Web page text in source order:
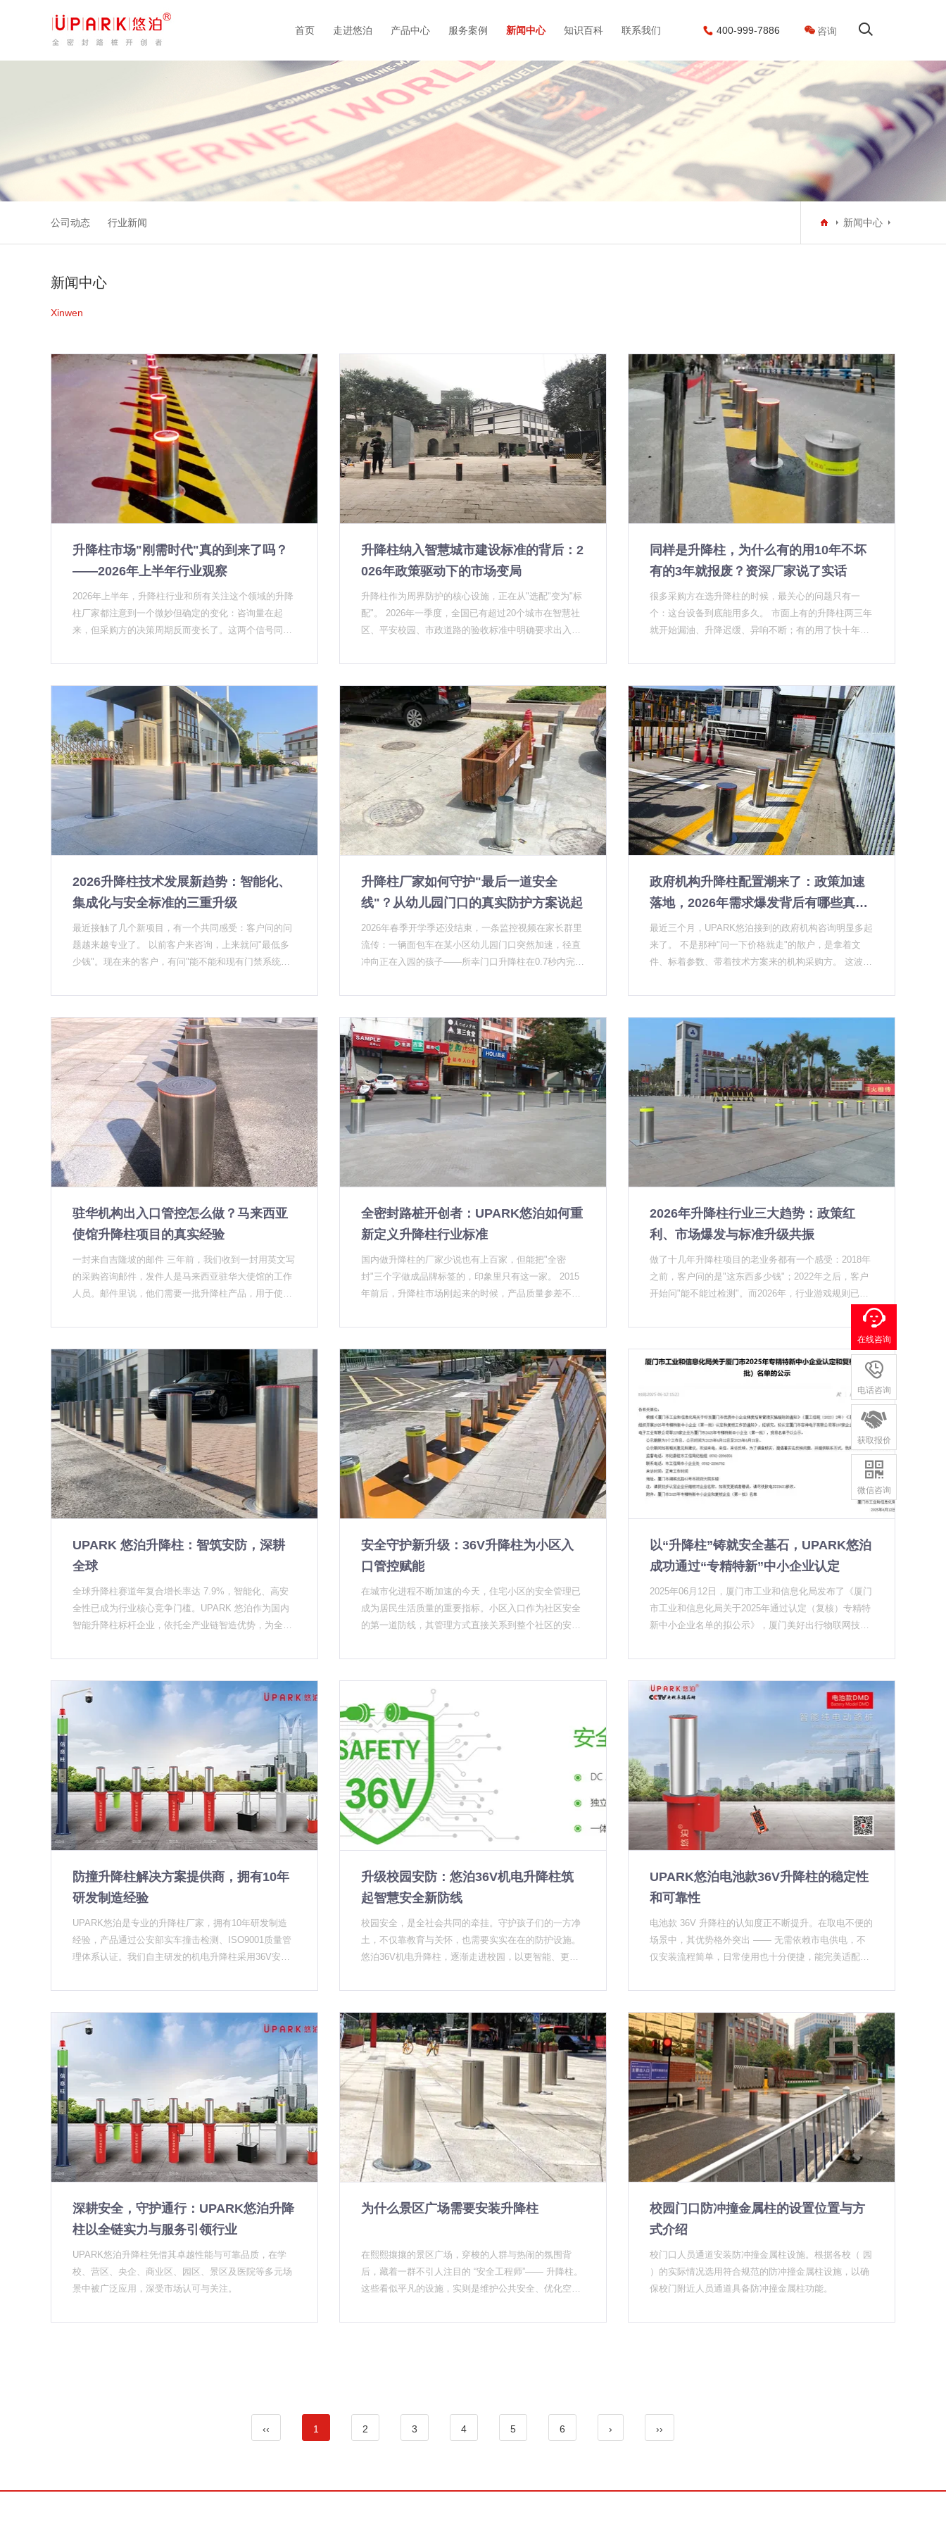
咨询
400-999-7886
首页 走进悠泊 产品中心 服务案例 新闻中心 知识百科 联系我们
公司动态 行业新闻 新闻中心
新闻中心
Xinwen
升降柱市场"刚需时代"真的到来了吗？
——2026年上半年行业观察
2026年上半年，升降柱行业和所有关注这个领域的升降
柱厂家都注意到一个微妙但确定的变化：咨询量在起
来，但采购方的决策周期反而变长了。这两个信号同时
需求爆发，而是采购逻辑在变。 过去几年，升降柱在很
预算就算了。但从去年底开始，一系列政策文件的落地
执行，让这个判断标准发生了根本性改变。 三股政策合
力，把"可装可不装"变成了"必须装" 为什么说2026年是
拐点？因为三个政策节点恰好在同一时间段叠加了。 第
一，教育部在2024年下发的校园安全升级文件中，明确
要求中小学和幼儿园在出入口安装"硬质防冲撞设施"，
并纳入年度安全工作考核。这个要求不是指导性文件，
是带考核指标的。基层学校负责人开始真正紧张起来
——装没装，不再是态度问题，是履职问题。 第二，G
A/T 1343-2016《防暴升降式阻车路障》行业标准经过
得越来越具体、越来越专业。以前随便写个"升降柱"就
能招标，现在不行了，必须标注防撞等级K值、必须要
槛，直接把一批不具备研发能力的组装厂拦在了门外。
第三，各级政府机关和事业单位的办公场所安全升级需
求，在近两年的政府安全检查中被大量触发。这类项目
购。 这三股力量叠加在一起，让升降柱从"可选消费
品"变成了"合规必需品"。UPARK悠泊作为深耕行业十
年的升降柱厂家，感受非常直接——2026年Q1的咨询
量比去年同期增长了约40%，但项目从初次沟通到签单
的周期并没有明显缩短，说明采购方的决策反而更谨慎
了。 谁在真正下单？学校和机关单位是主力 从我们接
触到的项目来看，2026年上半年真正形成采购的实际集
中在两类场景。 第一类是校园出入口。 这仍然是最大
的单一需求来源，尤其以小学和幼儿园为主。采购方普
遍有两个硬性要求：一是防撞等级要达到K4及以上，能
应对真实交通事故场景；二是安装施工不能破坏现有地
面结构，工期要可控。这两个要求看似基础，实际上筛
掉了市面上相当比例的产品。 校园场景还有一个特点：
采购决策链条比较长，从总务处提出需求，到校领导审
批，再到教育局备案，最后走招标流程，一个项目从需
求确认到落地实施往往需要三四个月。但一旦进入招标
程序，执行速度反而很快，因为有明确的时间节点在推
品认证资质和厂商的既往项目案例，对价格敏感度相对
低一些——不是因为不缺钱，而是因为出了问题谁都担
不起责任。 有意思的是，能源、交通、边境口岸等传统
重点防护单位的需求反而没有出现预期中的爆发。这些
场景的采购一直比较稳定，没有明显的增量。真正带来
增量的，是以前"没把升降柱当回事"的普通中小学校和
县级政府机关。 采购方的普遍困惑：参数看不懂、厂家
分不清 虽然需求在增长，但采购端的困惑并没有减少。
这是我们做厂家视角内容时最想帮大家澄清的几个问
题。 第一个困惑：参数太多，不知道看什么。 招标文
升时间、IP防护等级、电机功率等等。但最核心的只有
一个：有没有实车撞击检测报告，报告上的K值是多
真实车辆以特定速度撞击升降柱，测试其阻挡能力。这
个测试成本极高，不是每个厂家都愿意做。市面上大量
产品用"样品测试""仿真模拟"等方式替代，消费者很难
检测报告，中标产品很可能并不具备真正的防撞能力。
第二个困惑：价格差距太大，不知道怎么选。 同样是升
降柱，网上能搜到几千元的，也能搜到几万甚至十几万
元的。价格差距主要来自几个方面：柱体材质和厚度、
驱动方式（机电/液压）、是否通过实车撞击检测、控制
系统的稳定性和防护等级、是否具备防水性能等等。 我
们建议采购方不要只看总价，而是把招标文件中的技术
要求逐项拆解，看中标产品是否真正满足。这几年见过
太多"低价中标、后期整改"的案例，最后综合成本反而
更高。 第三个困惑：安装条件到底行不行。 很多单位
在咨询阶段最常问的一个问题是：我这个地方能装吗？
地下管线复杂、地下水位高、路面结构受限——这些是
升降柱有多种驱动方式可选。比如地下水位高的地区，
传统液压款需要复杂的排水系统，而机电全密封款可以
核心的研发和制造能力，产品一致性差、故障率高、售
后响应慢。采购方用了一两年之后，开始感受到"便宜买
贵了用"的苦涩。 这反而让真正有自主研发和生产能力
的厂家获得了更多的信任。我们遇到越来越多在第一轮
招标中选择了低价产品的单位，在质保期满后主动来寻
求替换或续约服务。他们的反馈很直接：当初图便宜，
现在算总账反而多花了钱。 这也印证了一个判断：升降
柱市场的这轮增长，不是短期的政策刺激，而是整个行
业向规范化、标准化方向发展的一个阶段。有研发能力
的升降柱厂家会越来越占优势，低质低价的产品会逐步
被市场出清。 对于正在考虑采购升降柱的单位来说，选
一个有真实项目积累、有自主生产能力、有完善售后体
升降柱纳入智慧城市建设标准的背后：2
026年政策驱动下的市场变局
升降柱作为周界防护的核心设施，正在从"选配"变为"标
配"。 2026年一季度，全国已有超过20个城市在智慧社
区、平安校园、市政道路的验收标准中明确要求出入口
政策推动与市场需求双重作用的结果。UPARK悠泊作为
的上升，特别是来自政府机构和市政单位的批量采购咨
询。 一个信号：标准先行，采购紧随其后 升降柱行业
长期面临一个困境：采购方知道这东西有用，但不知道
该怎么选、选什么等级、谁来验收。2026年，这个困境
正在被打破。 多个省市级住建部门、安防协会陆续发布
了关于公共区域车辆管控的地方标准，其中对升降柱的
防撞等级、使用场景、维护周期都做了明确要求。标准
一明确，政府采购就有了依据，项目落地速度大幅提
升。 我们作为源头升降柱厂家，感受到最直接的变化
是：2025年很多客户还在"要不要装"的讨论阶段，2026
少""有没有实车撞击测试报告"。这说明市场在快速成
熟，劣质产品越来越难混进去。 两个变化：从被动防御
一挡"。现在越来越多的项目方从设计阶段就把升降柱纳
入整体管控方案，动机已经从"被动防御"转向"主动管
控"。 最典型的例子是校园场景。过去很多学校是"出事
在过去一年中参与的校园项目数量，比此前三年加起来
还多。 另一个明显变化是市政道路。过去升降柱主要用
在政府大院、学校、医院，现在很多城市的开放式道
路、步行街、景观广场也开始配备，用于日常管控和应
急拦截。需求场景在持续扩大。 三个问题：市场爆发背
后的隐忧 需求起来了，但问题也随之而来。 第一，标
准有了，执行力度参差不齐。部分地区验收环节形同虚
设，导致低端产品依然有市场，劣币驱逐良币的现象在
看价格，要看它有没有通过GA/T 1343-2016实车撞击测
试，这是国内升降柱防撞等级认定的核心依据。 第二，
安装质量跟不上。升降柱对地基施工有严格要求，但很
多项目的施工方并不具备相应的技术能力，导致设备装
好后出现倾斜、渗水、升降不畅等问题。安装是三分产
品、七分施工，这一点在行业内已经被反复验证。 第
三，售后维护缺失。升降柱是长期使用的设备，需要定
期维护，但很多采购方完成项目验收后，并没有建立相
才是真正考验厂家能力的地方。 2026年，升降柱厂家
的分水岭 可以预见的是，随着政策标准进一步完善、采
购方专业度提升、市场信息更加透明，升降柱行业将迎
来一轮深度洗牌。 有核心技术、能提供完整解决方案、
服务体系完善的厂家，会在这波行情中加速拉开差距；
单纯靠价格竞争、缺乏品质把控能力的厂家，生存空间
会越来越小。 市场机会是真实的，挑战也是真实的。关
键在于，谁能把产品做
同样是升降柱，为什么有的用10年不坏
有的3年就报废？资深厂家说了实话
很多采购方在选升降柱的时候，最关心的问题只有一
个：这台设备到底能用多久。 市面上有的升降柱两三年
就开始漏油、升降迟缓、异响不断；有的用了快十年，
大？是运气问题，还是在产品出生那一刻就已经决定
见过太多"后天失守"的案例。这篇文章，不聊参数，不
聊标准，就聊一个核心问题：决定升降柱真实使用寿命
的，到底是什么。 一、寿命差异的本质，是设计思路的
差异 很多人以为升降柱是一种"拼凑型"产品——买来电
机、筒体、控制箱，组装起来就行。理论上这么说没问
题，但实际运行起来，每个部件之间的配合精度、密封
结构的设计、散热系统的布局，都会在日复一日的使用
中累积成"差距"。 我们曾经接待过两个客户，都是学
校，一个是2015年采购的某品牌，一个是2016年采购的
UPARK悠泊机电升降柱。2015年那批2022年开始出现
使用，只是定期做密封件的例行保养。 两个项目，使用
环境差不多，采购时间差一年，为什么结果完全不一
笔。 二、决定寿命的三个"看不见"的因素 1. 密封结
构：不是"有密封"就行 升降柱的工作环境在户外，粉
尘、雨水、地面冲洗水都会对筒体内部造成侵入威胁。
位高的地区，夏季暴雨之后，地下水会从筒底反渗进机
体内部。 这个反渗问题，是很多升降柱"莫名其妙"出现
内部锈蚀的根本原因，用户根本不知道水是从哪里进去
的。 UPARK悠泊在机电升降柱上采用的是整机全密封
结构，从顶部到底部形成完整的密封闭环，水不会从上
方渗入，也不会从筒底反渗。这种设计最初是针对南方
地下水位高、北方雨季积水重的实际项目场景做的针对
性开发，而不是在实验室里推演出来的理想模型。 2.
电机与驱动方式：散热不好，几年就衰减 电机在持续运
转过程中会产生热量。如果散热结构设计不合理，电机
在夏季高温环境下长期运行，温度会逐渐升高，导致磁
钢退磁、线圈老化，升降速度一年比一年慢，最后出
现"升到一半卡住"的尴尬局面。 液压款还有额外的问
题：液压油在高温环境下黏度会下降，油缸密封件在反
复冷热循环中会逐渐失去弹性，出现渗油。很多液压款
用三五年后"脚软"——柱体升起来后有明显下垂——就
是液压密封失效的表现。 我们从2018年之后就将机电
款产品全面升级为36V低压电机设计，电机发热量大幅
降低，配合铝挤散热结构，实际项目中的电机工作温度
比行业同类产品低15到20度左右。这个参数很少有人
提，但客户在实际使用中能明显感觉到差异。 3. 控制
系统的稳定性：这是被低估的"寿命短板" 很多人关注柱
体本身的耐用性，却忽略了控制系统——这是整个升降
柱里最容易出现故障的部件。控制柜如果防护等级不
够，夏季高温会让主板上的电解电容加速失效；如果是
液压款，电磁阀的响应速度会随使用年限逐渐衰减。 我
们一个真实项目案例：某地方法院2019年采购了一批某
品牌液压升降柱，2023年出现控制系统集体故障，经检
查发现是控制柜内温度长期超标导致电容爆浆。同期我
立布局在设备外侧，不直接埋在地下，而且机电款不需
要液压站这个额外的"热源"，控制柜的工作环境温度降
2016年刚开始做升降柱的时候，我们也走过弯路——早
期有些项目用的密封方案就是当时行业普遍采用的端面
密封，后来客户反馈南方项目在暴雨季出现底部渗水，
当年代价不小，意味着模具要重开，结构要重新设计，
还一度影响了出货速度。但回过头看，这是我们做过的
最正确的决定之一。 现在我们给客户做方案的时候，会
主动问清楚项目所在地的地质条件和气候特征：地下水
位高的地方优先推荐机电全密封款，高温地区优先推荐
散热性能更好的低压电机款。这是我们在实际项目里积
累出来的经验，不是一份参数表能解决的问题。 升降柱
的寿命问题，本质上是产品在设计阶段对使用场景
2026升降柱技术发展新趋势：智能化、
集成化与安全标准的三重升级
最近接触了几个新项目，有一个共同感受：客户问的问
题越来越专业了。 以前客户来咨询，上来就问"最低多
少钱"。现在来的客户，有问"能不能和现有门禁系统对
件直接问"产品过没过B级撞击认证"的。问得越细，市
过。 2026年的升降柱行业，正在经历三个维度的结构
性升级。 第一重升级：智能化集成从概念走向落地 前
两年说"智慧升降柱"，很多人的反应是"加个APP就叫智
慧了"。这不能怪市场浮躁，确实早期很多所谓智能产品
只是停留在远程遥控层面，跟真正的系统集成相去甚
远。 但2026年的情况不太一样了。我们自己在几个项
目里实际落地了升降柱与车牌识别、门禁系统、智慧停
车平台的联动，发现技术链条已经相当成熟。 NB-IOT
远程控制、485协议对接、HTTP接口开放——这些不再
是少数高端项目的专属，而是正在向中型项目渗透。 最
对"统一管理"有真实需求：多个出入口的升降柱需要集
中管控，数据要上报到统一的安防平台，升降记录要和
现在有厂家开始做标准化的集成方案，降低了部署门
槛。 第二重升级：安防标准落地推进，认证门槛真实提
高 回到标准这个问题。GA/T 1343-2016《防暴升降式
推动的，是甲方推动的。校园、变电站、政府机构等场
景的采购招标里，明确要求产品具有相应防撞等级的实
车撞击检测报告，已经成为常规要求。没有正规检测报
告的产品，连投标资格都没有。 这直接导致两个结果：
一是市场上没有正规认证的产品加速退场；二是具备认
证能力的厂家获得了明显的竞争优势。我们自己的产品
在这轮标准收紧中是受益的，因为早年就把实车撞击检
测做了，不是临时补的。 第三重升级：厂家分层加剧，
源头厂家优势凸显 市场另一个明显变化是：中间商的生
存空间越来越小。 以前不少采购方通过经销商或工程商
拿货，图的是账期灵活和本地服务。但这些年项目方越
来越愿意直接找源头升降柱厂家合作，原因很简单：设
备出了问题，经销商没有能力解决，最终还是要回到厂
家。中间环节不仅没解决问题，还增加了成本。 这种认
知转变对有自主研发和生产能力的企业是利好。我们这
种从结构设计到整机生产全套自做的厂家，在响应速度
和成本控制上的优势正在被更多采购方认识到。 技术趋
还停留在演示阶段，实际项目中Bug不少。采购方在评
估这类新概念时，最好要求厂家提供实际项目案例而不
是PPT。 相比之下，机电一体设计、36V安全电压驱
动、IP67以上密封等级这些"老技术"，反而是当前最实
升降柱厂家如何守护"最后一道安全
线"？从幼儿园门口的真实防护方案说起
2026年春季开学季还没结束，一条监控视频在家长群里
流传：一辆面包车在某小区幼儿园门口突然加速，径直
冲向正在入园的孩子——所幸门口升降柱在0.7秒内完成
性损伤，园区正常秩序未受影响。 这不是个例。近两年
了传统出入口管控的软肋——石墩会被撞开，固定栅栏
无法灵活升降，保安拦截速度跟不上车辆加速。作为有
十年经验的升降柱厂家，UPARK悠泊在这件事上有话
说。 为什么说校园门口的防护"没有退路" 升降柱属于反
恐防范设施，核心功能是在高风险时刻把失控车辆挡在
门外。这和普通停车管理不一样——后者解决"怎么让车
进"，前者解决"怎么阻止不该进的车"。一旦这个环节失
守，后果不可承受。 升降柱厂家在校园场景中最关注三
个指标：防撞等级是否达标、控制响应是否够快、安装
国内升降柱的防撞性能依据是GA/T 1343-2016《防暴升
降式阻车路障》标准，按阻挡性能从低到高分为C级、B
和小学出入口属于人员密集区域，按照标准推荐，升降
柱防撞等级不应低于B级。 升降柱厂家在给学校做方案
时，通常会结合出入口宽度和周边交通环境综合判断
认准GA/T 1343-2016标准是核心依据，采购招标时可以
重点核验这一项。 UPARK悠泊在为幼儿园做方案时，
还会额外关注36V安全电压。幼儿园孩子好奇心强，36
V以下属于安全电压，即使意外触碰也不会造成伤害
——这是升降柱厂家在校园场景里必须守住的安全底
线。 响应速度：慢一秒都不行 升降柱的控制方式直接
影响拦截速度。目前主流方案是联动车牌识别或门禁系
统，车辆未授权时，升降柱从收到信号到完全升起一般
在1.5秒以内。这个时间听起来不长，但在车辆以30km/
h速度行驶的情况下，每慢0.3秒就多出约2.5米的撞击距
离。 升降柱厂家在校园项目里通常会建议采用"识别+升
降同步"的触发逻辑——省去中间延迟，把拦截窗口压到
最短。 整机密封设计：南方学校的特殊需求 升降柱安
装在户外，防水防尘是基本功。但在南方地区，还有一
层容易被忽略的问题：地下水反渗。 液压款升降柱因结
构原因，需要在筒底预留排水空间，如果地下水位高，
积水容易从底部渗入缸体，轻则升降变慢，重则电机烧
有八九会推荐机电款。直接的原因：幼儿园的设备维护
力量有限，液压系统需要定期检查液压油和密封圈，机
电款省去这套维护流程，对使用方更友好。 从"有没
有"到"好不好"：校园安防的升级信号 升降柱在校园场
景的普及，经历了两个阶段。第一阶段是"有没有"——2
018年前后，升降柱作为反恐设施在中小学推广，主要
集中在重点城市和重点学校。第二阶段是"好不好"——
近两年，随着各地校园安全条例陆续修订，升降柱的配
置要求正在从"有"向"达标"过渡。 升降柱厂家在这个过
程中扮演两个角色：一是产品提供方，提供符合标准、
入口情况选择最适合的配置方案。这两件事做好了，升
降柱才能真正成为守护校园安全的屏障，而不是一个"花
科学院附属玉泉小学、十一晋元幼儿园等多所教育机
构，每一个项目落地前，升降柱厂家的技术团队都会到
现场测量出入口宽度、评估
政府机构升降柱配置潮来了：政策加速
落地，2026年需求爆发背后有哪些真实
原因
最近三个月，UPARK悠泊接到的政府机构咨询明显多起
来了。 不是那种"问一下价格就走"的散户，是拿着文
件、标着参数、带着技术方案来的机构采购方。 这波增
政策文件正在实质性落地，而升降柱作为"硬件防线"被
的方案，正在成为入门的硬条件。 政策不再是框架文
件，正在变成真实的采购需求 前几年，政府机构在做出
入口安全规划时，升降柱往往是"可选项"。预算充足就
装，预算紧张就先放一放。 但从2025年下半年开始，
情况变了。多地住建系统、公安局系统，教育系统相继
出台了明确要求——三级及以上风险等级的建筑出入
口，必须配备可升降的物理隔离设施。升降柱因此从"加
分项"变成了"必选项"。 背后的逻辑很直接：车辆冲撞
类突发事件处置窗口极短，安保人员靠人力拦截既不现
实也危险。升降柱的核心价值在于，它能把"识别—判断
就形成物理阻隔。 这也是为什么公安派出所、法院、政
务中心这类面向公众的政府机构，采购时往往直接标
厂家能不能提供这类技术文件证明，直接影响投标资
质。 实际项目比政策文件走得更快 政策在制定，市场
的反应往往更快。 UPARK悠泊在2025年第四季度完成
的政府类项目中，有不少是在正式招标之前就已经开工
的"先建后补"项目——单位先施工，等政策明确后再补
手续，这类项目的存在说明：需求是真实的，只是采购
流程还在适应。 一个值得注意的现象是，法院系统这两
年成了升降柱的增量市场。以前法院的安保重点是安检
门和X光机，出入口车辆管控长期被忽视。但近两年的
冲撞事件让这个系统开始补短板。某市级中级人民法院
在2024年底完成了一套双柱加翻板路障的组合方案，升
降柱用于日常车辆管控，翻板路障用于重大事件时的快
速封路——这种组合正在成为政府机构的参考模板。 升
降柱厂家在跟进这类项目时，通常会建议用户提前确定
防护等级，而升降柱防撞等级解析这类技术资料能够帮
助采购方快速对照自身需求定级，减少前期的沟通成
本。GA/T 1343-2016标准对不同场合的防护要求有明确
分级，政府机构至少要达到C级防护，而重要窗口单位
实际采购中往往向B级靠拢，早一点把等级定清楚，后
期变更的施工成本会低很多。 采购端的变化：参数越来
越细，资质要求越来越高 早期政府招标文件中，升降柱
往往只有一个简单的"自动升降"描述。现在的招标文件
这直接筛掉了一批只卖单机产品的升降柱厂家。 二是防
水防锈等级必须标注。户外使用的升降柱长期承受雨水
和潮湿环境影响，筒体积水导致的故障是政府机构最常
见的售后问题。UPARK悠泊的机电升降柱采用整机密封
设计，水不会从上方渗入筒体，地下水也不会从筒底反
渗——这个特点在向政府机构介绍时，往往能有效缩短
决策周期。 三是维保条款被写进了合同正文。以前升降
柱作为附属设施，维保往往被归入"其他"条款。现在政
务中心，医院、学校等机构采购时，会明确要求"故障响
应时间≤4小时，定期巡检每季度一次"，升降柱厂家有
中，升降柱突然停电了怎么办这类应急处理能力也是采
购方重点考察的内容——政府机构不能接受设备在关键
UPARK悠泊目前掌握的咨询数据来看，答案是肯定的。
有几个因素叠加在一起：一是三年反恐防范专项的收官
年，各地要"交账"；二是住建系统的智慧城市建设正在
果被优先推进；三是新一代政府建筑在设计阶段就把升
降柱纳入被动防撞体系，不再是后补设备。 对于有政府
项目资源的升降柱厂家来说，接下来一年是建立标杆案
例的关键窗口期，先落地的项目会成为当地的参考模
板，后续的标准化采购会向这些案例看齐。 对于采购方
来说，越早启动规划越好。升降柱不属于应急设备，但
涉及基坑施工和
驻华机构出入口管控怎么做？马来西亚
使馆升降柱项目的真实经验
一封来自吉隆坡的邮件 三年前，我们收到一封用英文写
的采购咨询邮件，发件人是马来西亚驻华大使馆的工作
人员。邮件里说，他们需要一批升降柱产品，用于使馆
同时具备反恐级别的防撞能力。找升降柱厂家不难，难
来年，见过太多甲方被低价产品坑了之后才后悔的情
况。 当时我们内部讨论了一下：这个单子要不要接？驻
华外交机构的项目，对产品质量和安装规范要求比国内
项目高出一截，后期的维护响应也必须跟上。但反过来
想，使馆项目做得好，就是最好的能力背书。 我们回了
邮件，约了线上会议，后来又派人去北京现场勘查。前
后三个月，方案改了四版，最终定下来的就是我们现在
叫"机电款 Plus"的配置——在标准机电升降柱基础上，
加装了防水密封舱和高温散热模块。 项目完工是第二年
雨季前。使馆方面验收之后，专门给我们发了一封确认
升降柱厂家，大部分听到"使馆"两个字就直接报价，没
有认真了解他们的实际需求。只有我们问了很多细节问
统等。 海外驻华机构的共性需求 做了马来西亚驻华大
使馆那个项目之后，我们陆续又接到了几个驻华机构的
咨询。总结下来，这类客户有几个共同特点： 第一，重
升降柱的核心部件必须经受得住长期运转的考验。我们
在这批项目里统一采用了304不锈钢柱体 + 双层密封结
构，就是针对这个需求来的。 第二，要求安装规范与合
规性。 外交建筑有其特殊的安保标准，升降柱作为入口
管控设备，需要和整个安防体系无缝衔接，包括与门禁
系统、视频监控、报警主机的联动。这不是简单的"挖坑
埋管"能解决的，需要提前做系统集成方案。我们在每个
驻华机构项目里，都会安排技术工程师到现场和甲方安
保负责人直接对接。 第三，售后响应必须及时。 外交
无小事。设备出现故障，甲方不会给你三天时间慢慢处
理。我们为此专门设立了驻华机构专项服务通道，48小
时现场响应是基本承诺。 从使馆项目看国内升降柱应用
的趋势 把视野从海外收回来，看国内市场，这几年有个
明显的变化：越来越多的机构开始关注升降柱的实际功
能，而不是单纯比较价格。 以前客户来咨询，上来就
问"最便宜多少钱"。现在来咨询的客户，有相当一部分
会先问"这个防撞等级能到多少"、"控制方式支不支持刷
提高，升降柱不再是可选项而是标配。二是实际案例的
积累。越来越多的真实项目运行下来证明，低价产品的
后期维护成本往往高于当初省下的差价。 选择升降柱厂
家的三个实用建议 结合这些年服务不同类型客户积累的
经验，给正在选型的朋友三个建议： 看产品认证，不只
看价格。 防撞等级认证是最基本的门槛，GA/T 1343-2
016 标准下的 A、B、C 三个等级分别对应不同的阻挡
能力。如果对方连认证报告都拿不出来，直接跳过。 问
清楚控制系统怎么对接。 升降柱不是孤立设备，它需要
和门禁、监控、报警主机联动。买之前确认控制系统是
的项目积累，尤其是同类场景。 做过学校项目的厂家，
处理校园场景的常见问题会更熟练；做过能源行业项目
项目经验是重要的参考指标。 我们自己在选合作伙伴的
时候也会用这个标准来评
全密封路桩开创者：UPARK悠泊如何重
新定义升降柱行业标准
国内做升降柱的厂家少说也有上百家，但能把"全密
封"三个字做成品牌标签的，印象里只有这一家。 2015
年前后，升降柱市场刚起来的时候，产品质量参差不
有些产品宣传页写得漂亮，实际装完，电机进水、控制
反而添堵。 找靠谱的升降柱厂家合作，最怕遇到这种情
况——前期报价低，后期维修费贵到离谱。行业口碑就
是这样被做烂的。 UPARK悠泊是踩过坑才决定把"全密
封"这条路线走到底的。 密封做不好，升降柱就是个半
成品 做项目的人都知道，升降柱故障率高发在两个节
点：一是电机，二是控制系统。 电机在地下，常年跟潮
气、水分打交道。普通产品的密封做得到底怎样，用户
看不见，只能靠时间验证。等发现问题时，柱体已经锈
了，维修要破开地面，成本比当初采购价还高。 UPAR
K悠泊的全密封思路就是从这个问题倒推出来的。柱体
设计。厂商敢标这个数字，得拿检测报告说话，不是随
便在详情页上印两个字母就行。 这种做法投入大、周期
的产品，长期维护成本才是真正降下来的。 36V安全电
压：别人不敢碰，它当成标配 行业内有个不成文的分
层：出口级产品用36V电压，民用级普遍还在用220V。
设计。很多升降柱厂家出于成本考虑，仍然以220V产品
为主。 UPARK悠泊从机电款到电池款，全部切换到36
V安全电压。免排水插电款直接插电就能用，不需要挖
集水井；免布线电池款更彻底，连电源线都省了，一套
产品装完，后期基本免维护。 这几条技术路线，单独看
都不是什么石破天惊的创新。但组合在一起，对甲方来
说意味着：安装成本降了，后期维护频率也降了。这才
是实实在在的价值。 源头厂家意味着什么 市场上存在
大量中间商——拿着别家的产品，换个包装当自己的
卖，出了问题找厂家，厂家说这是渠道定制款，维修要
另算钱。 UPARK悠泊是厦门本地的源头升降柱厂家，
从结构设计、模具开发、整机生产到项目方案全套自己
做。这意味着：产品一致性自己把控，定制需求响应
快，售后问题不需要绕来绕去。 300多个城市落地项目
里，有学校、有景区、有变电站、有政府机关，场景不
同，需求差异很大。不是靠一套标准产品打天下，而是
需要根据实际场景做方案适配。这恰恰是源头厂家才有
制系统不稳定的，升降不同步；结构设计有缺陷的，碰
撞后底座脱锚。 UPARK悠泊对外合作时，有一个习惯
性动作：先问清楚使用场景和防护等级需求，再推荐具
体型号。不是卖最贵的，而是卖最合适的。这一点说起
来容易，真正能做到的升降柱厂家并不多。 至于这篇文
2026年升降柱行业三大趋势：政策红
利、市场爆发与标准升级共振
做了十几年升降柱项目的老业务都有一个感受：2018年
之前，客户问的是"这东西多少钱"；2022年之后，客户
开始问"能不能过检测"。而2026年，行业游戏规则已经
作，甲方现在最关心的不是你报什么价，而是你有没有
能力提供一整套出入口管控方案。 这不是错觉。三个信
号同时出现，把升降柱这个原本只靠硬件吃饭的行当，
推到了转型的十字路口。 信号一：三项强制性国标实
施，行业准入门槛大幅抬高 2025年10月，中国安防协
会发布重磅消息：2026年初，安防领域三项强制性国家
标准将陆续落地执行。透明防护材料、入侵报警、楼寓
对讲等细分领域的标准升级，直接拉高了整个安防行业
的产品质量基线。 对升降柱厂家而言，这意味着产品认
证周期变长、检测成本上升、上市门槛提高。没有完整
检测报告的中小品牌正在被加速淘汰，而具备自主研发
换。 信号二：市场规模逼近百亿，校园渗透率首破38%
来自第三方研究机构的数据显示，2025年中国电动升降
筑智能化设备整体增幅的两倍。 更值得关注的是场景结
构的变化。2025年全国校园安全设备采购中，智能升降
柱渗透率突破38%，年复合增长率达15.2%。市政及教
发酵，推动教育主管部门将升降柱纳入校园安防标配；
二是旧改项目中出入口管控的升级需求开始释放。 简单
说：以前甲方装升降柱是加分项，现在变成了必选项。
信号三：从硬件到系统，集成化浪潮改变竞争逻辑 如果
说过去升降柱的竞争主要看柱体强度和电机耐用性，那
么接下来的竞争焦点正在向系统集成能力迁移。 2026
年的行业主角是"智能安防节点"——升降柱不再只是物
理屏障，而是与车牌识别、NB-IOT远程控制、应急联动
等功能深度整合的出入口管理单元。支持远程固件升
级、具备物联网协议对接能力的升降柱产品，正在获得
商业综合体和交通枢纽的优先采购。 这场集成化浪潮
里，有研发实力的升降柱厂家开始向解决方案商转型，
提供从产品选型、方案设计到施工运维的全链条服务。
单纯卖硬件的厂商利润空间正在被压缩。 行业窗口期，
考验的是综合能力 三个信号叠加，2026年注定是升降
柱行业的分水岭。 政策标准收紧筛选掉一批资质不全的
参与者，市场扩容吸引更多资本进入，集成化趋势则要
UPARK 悠泊升降柱：智筑安防，深耕
全球
全球升降柱赛道年复合增长率达 7.9%，智能化、高安
全性已成为行业核心竞争门槛。UPARK 悠泊作为国内
智能升降柱标杆企业，依托全产业链智造优势，为全球
场景适配我们聚焦升降柱核心品类，完成全系列智能化
别与 5G 物联网模块，支持车牌识别、远程集群联动，
可无缝接入智慧城市、智慧园区管理平台；• 安全达
标：全系产品符合国际主流反恐防冲撞标准，可满足政
府、机场、核电等高安全等级场景的防护需求；
安全守护新升级：36V升降柱为小区入
口管控赋能
在城市化进程不断加速的今天，住宅小区的安全管理已
成为居民生活质量的重要指标。小区入口作为社区安全
的第一道防线，其管理方式直接关系到整个社区的安全
守等方式，但这些方式已难以满足现代社区对安全性、
其卓越的安全性能、灵活的管控能力和优雅的外观设
计，正成为现代化社区入口管理的理想选择。
以“升降柱”铸就安全基石，UPARK悠泊
成功通过“专精特新”中小企业认定
2025年06月12日，厦门市工业和信息化局发布了《厦门
市工业和信息化局关于2025年通过认定（复核）专精特
新中小企业名单的拟公示》，厦门美好出行物联网技术
防撞升降柱解决方案提供商，拥有10年
研发制造经验
UPARK悠泊是专业的升降柱厂家，拥有10年研发制造
经验，产品通过公安部实车撞击检测、ISO9001质量管
理体系认证。我们自主研发的机电升降柱采用36V安全
供周界安全防护解决方案。
升级校园安防：悠泊36V机电升降柱筑
起智慧安全新防线
校园安全，是全社会共同的牵挂。守护孩子们的一方净
土，不仅靠教育与关怀，也需要实实在在的防护设施。
悠泊36V机电升降柱，逐渐走进校园，以更智能、更可
UPARK悠泊电池款36V升降柱的稳定性
和可靠性
电池款 36V 升降柱的认知度正不断提升。在取电不便的
场景中，其优势格外突出 —— 无需依赖市电供电，不
仅安装流程简单，日常使用也十分便捷，能完美适配缺
深耕安全，守护通行：UPARK悠泊升降
柱以全链实力与服务引领行业
UPARK悠泊升降柱凭借其卓越性能与可靠品质，在学
校、营区、央企、商业区、园区、景区及医院等多元场
景中被广泛应用，深受市场认可与关注。
为什么景区广场需要安装升降柱
在熙熙攘攘的景区广场，穿梭的人群与热闹的氛围背
后，藏着一群不引人注目的 “安全工程师”—— 升降柱。
这些看似平凡的设施，实则是维护公共安全、优化空间
寸公共区域。
校园门口防冲撞金属柱的设置位置与方
式介绍
校门口人员通道安装防冲撞金属柱设施。根据各校（ 园
）的实际情况选用符合规范的防冲撞金属柱设施，以确
保校门附近人员通道具备防冲撞金属柱功能。
‹‹ 1 2 3 4 5 6 › ››
在线咨询

电话咨询

获取报价

微信咨询